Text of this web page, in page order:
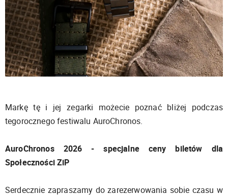
Markę tę i jej zegarki możecie poznać bliżej podczas
tegorocznego festiwalu AuroChronos.
AuroChronos 2026 - specjalne ceny biletów dla
Społeczności ZiP
Serdecznie zapraszamy do zarezerwowania sobie czasu w